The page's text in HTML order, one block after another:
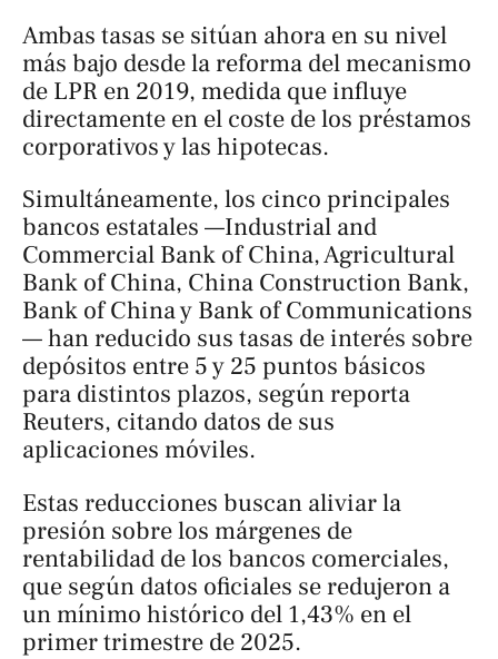
Ambas tasas se sitúan ahora en su nivel
más bajo desde la reforma del mecanismo
de LPR en 2019, medida que influye
directamente en el coste de los préstamos
corporativos y las hipotecas.
Simultáneamente, los cinco principales
bancos estatales —Industrial and
Commercial Bank of China, Agricultural
Bank of China, China Construction Bank,
Bank of China y Bank of Communications
— han reducido sus tasas de interés sobre
depósitos entre 5 y 25 puntos básicos
para distintos plazos, según reporta
Reuters, citando datos de sus
aplicaciones móviles.
Estas reducciones buscan aliviar la
presión sobre los márgenes de
rentabilidad de los bancos comerciales,
que según datos oficiales se redujeron a
un mínimo histórico del 1,43% en el
primer trimestre de 2025.